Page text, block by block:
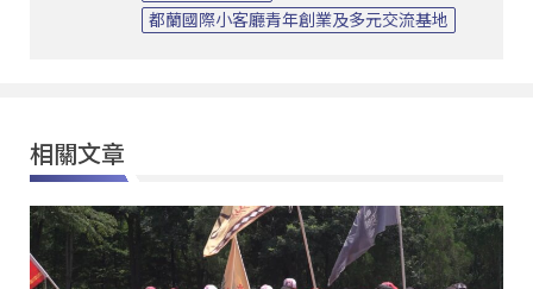
都蘭國際小客廳青年創業及多元交流基地
相關文章